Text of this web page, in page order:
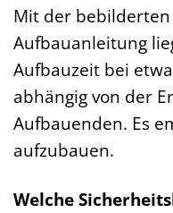
Mit der
Aufbauanleitung
Aufbauzeit bei
abhängig von der
Aufbauenden. Es
aufzubauen.
Welche